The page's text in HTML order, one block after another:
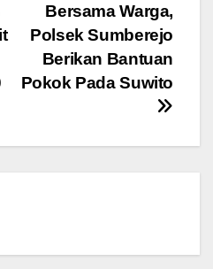
Bersama Warga,
Polsek Sumberejo
Berikan Bantuan
Pokok Pada Suwito